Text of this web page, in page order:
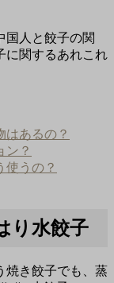
国人と餃子の関
に関するあれこれ
はあるの？
ン？
使うの？
り水餃子
焼き餃子でも、蒸